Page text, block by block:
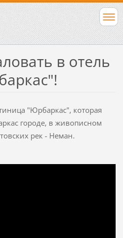
в отель
"!
"Юрбаркас", которая
городe, в живописном
рек - Неман.